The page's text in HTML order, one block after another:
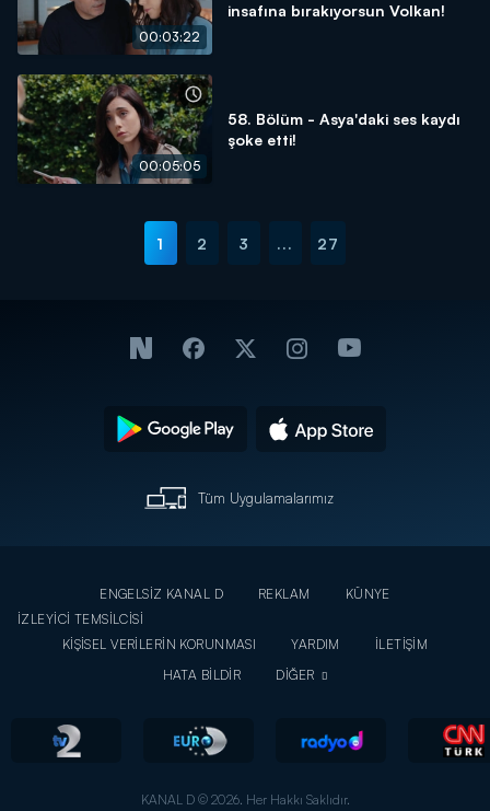
00:03:22
insafına bırakıyorsun Volkan!
00:05:05
58. Bölüm - Asya'daki ses kaydı
şoke etti!
1 2 3 ... 27
Tüm Uygulamalarımız
ENGELSİZ KANAL D REKLAM
KÜNYE
İZLEYİCİ TEMSİLCİSİ
KİŞİSEL VERİLERİN KORUNMASI
YARDIM
İLETİŞİM
HATA BİLDİR
DİĞER
KANAL D © 2026. Her Hakkı Saklıdır.